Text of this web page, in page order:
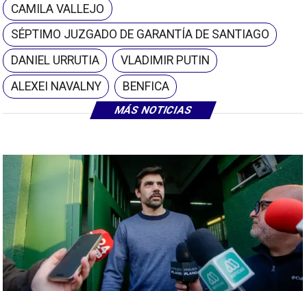
MÁS NOTICIAS
CAMILA VALLEJO
SÉPTIMO JUZGADO DE GARANTÍA DE SANTIAGO
DANIEL URRUTIA
VLADIMIR PUTIN
ALEXEI NAVALNY
BENFICA